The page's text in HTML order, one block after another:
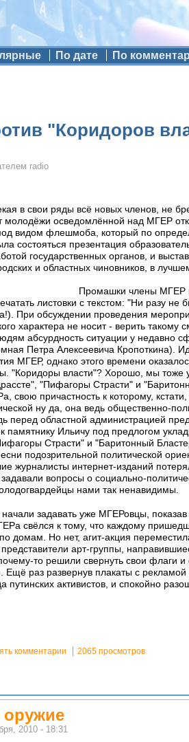
По дате По
"Коридоров
radio
в свои ряды всё новых членов, не
осведомлённой над МГЕР
видом флешмоба, который по
состояться презентация
государственных органов, и
и областных чиновников, в
Промашки члены МГЕР
листовки с текстом: "Ни разу не
При обсуждении проведения
характера не носит - верить
абсурдность ситуации у недавно
Петра Алексеевича Кропоткина).
МГЕР, однако этого времени
"Коридоры власти"? Хорошо, мы тоже
"Пифагоры Страсти" и
свою причастность к которому,
ну да, она ведь общественно-
перед областной администрацией
памятнику Ильичу под предлогом
Страсти" и "Баритонный
подозрительной политической
журналисты интернет-изданий
вопросы о социально-
нами так ненавидимы.
задавать уже МГЕРовцы,
свёлся к тому, что каждому
домам. Но нет, агит-акция
арт-группы,
то решили свернуть свои флаги и
Ещё раз развернув плакаты с
активистов, и спокойно
комментарии 2065 просмотров
2010 - 18:31